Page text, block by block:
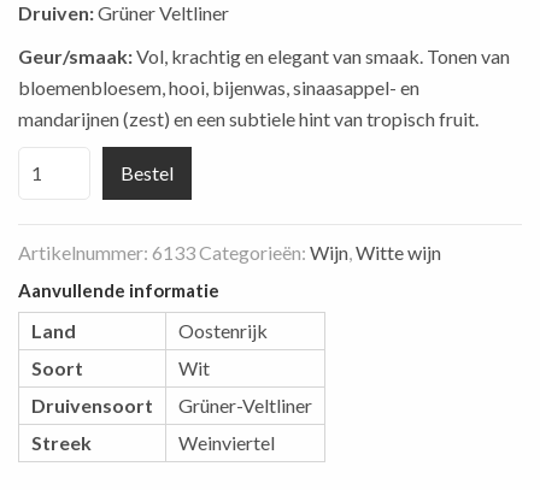
Druiven:Grüner Veltliner
Geur/smaak:Vol, krachtig en elegant van smaak. Tonen van
bloemenbloesem, hooi, bijenwas, sinaasappel- en
mandarijnen (zest) en een subtiele hint van tropisch fruit.
Grosse
Reserve
aantal
Bestel
Artikelnummer: 6133Categorieën: Wijn,Witte wijn
Aanvullende informatie
Land
Oostenrijk
Soort
Wit
Druivensoort
Grüner-Veltliner
Streek
Weinviertel